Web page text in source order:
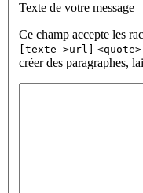
Texte de votre message
Ce champ accepte les
[texte->url]
<quote>
créer des paragraphes,